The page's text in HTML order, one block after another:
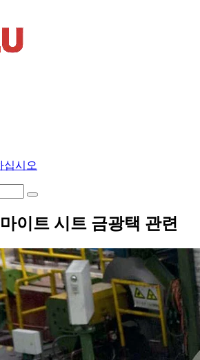
십시오
이트 시트 금광택 관련